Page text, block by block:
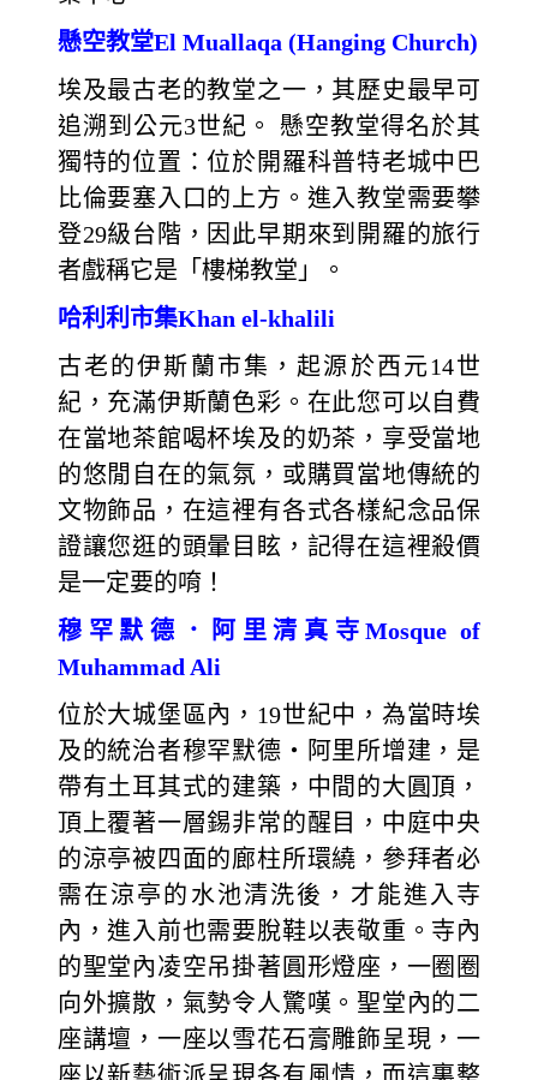
懸空教堂El Muallaqa (Hanging Church)
埃及最古老的教堂之一，其歷史最早可
追溯到公元3世紀。 懸空教堂得名於其
獨特的位置：位於開羅科普特老城中巴
比倫要塞入口的上方。進入教堂需要攀
登29級台階，因此早期來到開羅的旅行
者戲稱它是「樓梯教堂」。
哈利利市集Khan el-khalili
古老的伊斯蘭市集，起源於西元14世
紀，充滿伊斯蘭色彩。在此您可以自費
在當地茶館喝杯埃及的奶茶，享受當地
的悠閒自在的氣氛，或購買當地傳統的
文物飾品，在這裡有各式各樣紀念品保
證讓您逛的頭暈目眩，記得在這裡殺價
是一定要的唷！
穆罕默德．阿里清真寺Mosque of
Muhammad Ali
位於大城堡區內，19世紀中，為當時埃
及的統治者穆罕默德‧阿里所增建，是
帶有土耳其式的建築，中間的大圓頂，
頂上覆著一層錫非常的醒目，中庭中央
的涼亭被四面的廊柱所環繞，參拜者必
需在涼亭的水池清洗後，才能進入寺
內，進入前也需要脫鞋以表敬重。寺內
的聖堂內凌空吊掛著圓形燈座，一圈圈
向外擴散，氣勢令人驚嘆。聖堂內的二
座講壇，一座以雪花石膏雕飾呈現，一